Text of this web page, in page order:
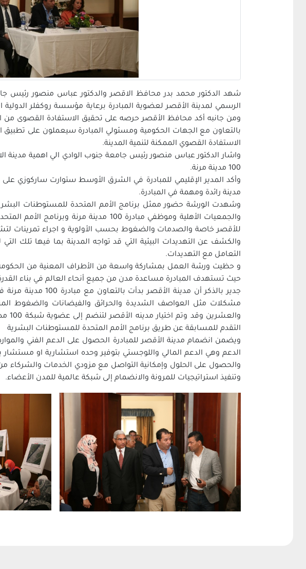
شهد الدكتور محمد بدر محافظ الاقصر والدكتور عباس منصور رئيس
الرسمي لمدينة الأقصر ‏لعضوية المبادرة برعاية مؤسسة روكفلر
ومن جانبه أكد محافظ الأقصر حرصه على تحقيق ‏الاستفادة القصوى من
بالتعاون مع الجهات الحكومية ومسئولي المبادرة سيعملون على تطبيق
الاستفادة ‏القصوي الممكنة لتنمية المدينة.‏
واشار الدكتور عباس منصور رئيس جامعة جنوب الوادي الي اهمية مدينة
100 مدينة مرنة. ‏
وأكد المدير الإقليمي للمبادرة في الشرق الأوسط ستوارت ساركوزي
مدينة رائدة ومهمة في ‏المبادرة.‏
وشهدت الورشة حضور ممثل برنامج الأمم المتحدة للمستوطنات
والجمعيات الأهلية ‏وموظفي مبادرة 100
للأقصر خاصة والصدمات والضغوط بحسب ‏الأولوية و اجراء تمرينات
والكشف عن التهديدات البيئية التي قد تواجه المدينة بما فيها
‏التعامل مع التهديدات.‏
و حظيت ورشة العمل بمشاركة واسعة من الأطراف المعنية من
حيث تستهدف ‏المبادرة مساعدة مدن من جميع أنحاء العالم في بناء القدرة
جدير بالذكر أن
مشكلات مثل العواصف ‏الشديدة والحرائق والفيضانات والضغوط
التقدم للمسابقة عن طريق برنامج الأمم المتحدة للمستوطنات البشرية ‏
ويضمن انضمام مدينة الأقصر للمبادرة الحصول على الدعم الفني
الدعم وهي الدعم المالي ‏واللوجستي بتوفير وحده استشارية او مستشار
والحصول على الحلول وإمكانية التواصل مع مزودي ‏الخدمات والشركاء
وتنفيذ استراتيجيات للمرونة والانضمام إلى شبكة عالمية للمدن الأعضاء.‏